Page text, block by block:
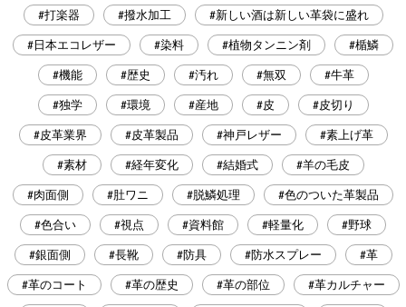
#打楽器 #撥水加工 #新しい酒は新しい革袋に盛れ
#日本エコレザー #染料 #植物タンニン剤 #楯鱗
#機能 #歴史 #汚れ #無双 #牛革
#独学 #環境 #産地 #皮 #皮切り
#皮革業界 #皮革製品 #神戸レザー #素上げ革
#素材 #経年変化 #結婚式 #羊の毛皮
#肉面側 #肚ワニ #脱鱗処理 #色のついた革製品
#色合い #視点 #資料館 #軽量化 #野球
#銀面側 #長靴 #防具 #防水スプレー #革
#革のコート #革の歴史 #革の部位 #革カルチャー